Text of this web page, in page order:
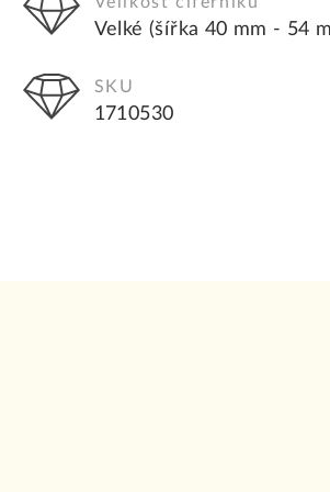
Velké (šířka 40 mm - 54
SKU
1710530